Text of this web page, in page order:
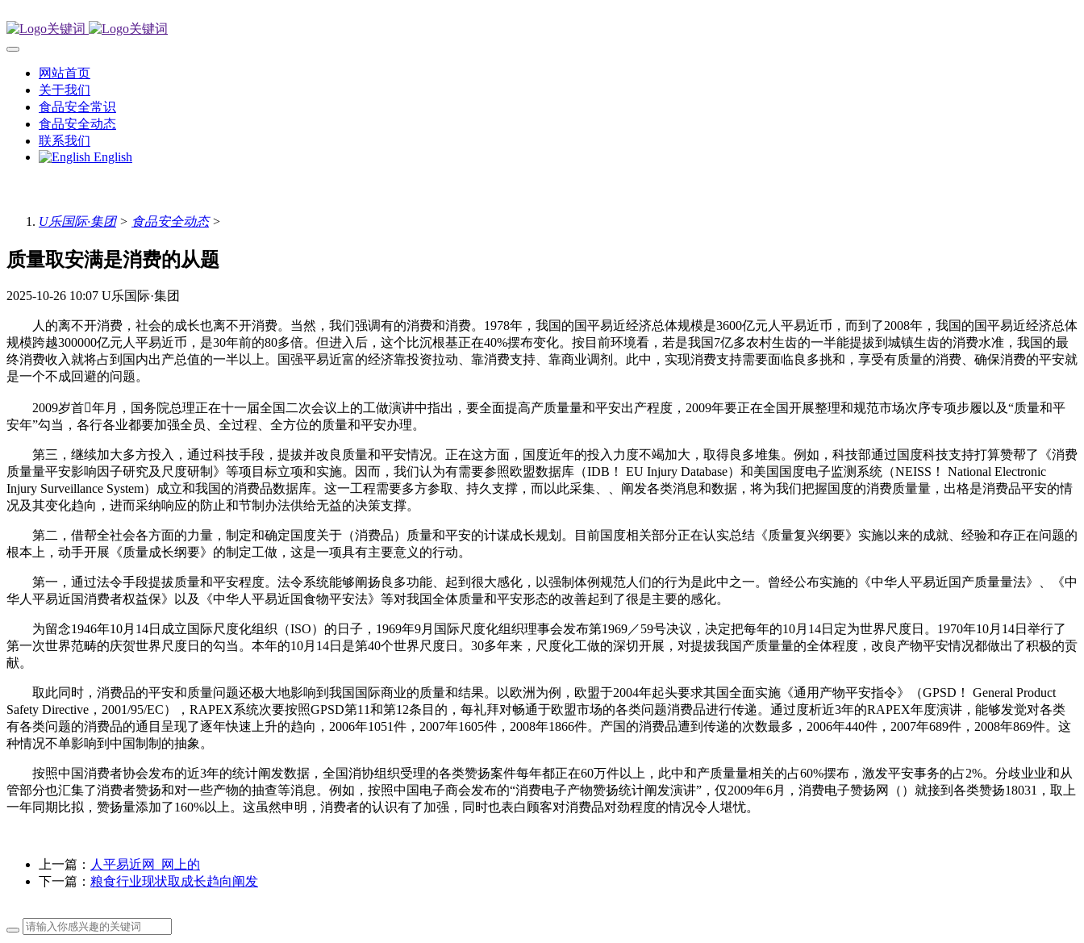
网站首页
关于我们
食品安全常识
食品安全动态
联系我们
English
U乐国际·集团> 食品安全动态>
质量取安满是消费的从题
2025-10-26 10:07 U乐国际·集团
人的离不开消费，社会的成长也离不开消费。当然，我们强调有的消费和消费。1978年，我国的国平易近经济总体规模是3600亿元人平易近币，而到了2008年，我国的国平易近经济总体
规模跨越300000亿元人平易近币，是30年前的80多倍。但进入后，这个比沉根基正在40%摆布变化。按目前环境看，若是我国7亿多农村生齿的一半能提拔到城镇生齿的消费水准，我国的最
终消费收入就将占到国内出产总值的一半以上。国强平易近富的经济靠投资拉动、靠消费支持、靠商业调剂。此中，实现消费支持需要面临良多挑和，享受有质量的消费、确保消费的平安就
是一个不成回避的问题。
2009岁首年月，国务院总理正在十一届全国二次会议上的工做演讲中指出，要全面提高产质量量和平安出产程度，2009年要正在全国开展整理和规范市场次序专项步履以及“质量和平
安年”勾当，各行各业都要加强全员、全过程、全方位的质量和平安办理。
第三，继续加大多方投入，通过科技手段，提拔并改良质量和平安情况。正在这方面，国度近年的投入力度不竭加大，取得良多堆集。例如，科技部通过国度科技支持打算赞帮了《消费
质量量平安影响因子研究及尺度研制》等项目标立项和实施。因而，我们认为有需要参照欧盟数据库（IDB！ EU Injury Database）和美国国度电子监测系统（NEISS！ National Electronic
Injury Surveillance System）成立和我国的消费品数据库。这一工程需要多方参取、持久支撑，而以此采集、、阐发各类消息和数据，将为我们把握国度的消费质量量，出格是消费品平安的情
况及其变化趋向，进而采纳响应的防止和节制办法供给无益的决策支撑。
第二，借帮全社会各方面的力量，制定和确定国度关于（消费品）质量和平安的计谋成长规划。目前国度相关部分正在认实总结《质量复兴纲要》实施以来的成就、经验和存正在问题的
根本上，动手开展《质量成长纲要》的制定工做，这是一项具有主要意义的行动。
第一，通过法令手段提拔质量和平安程度。法令系统能够阐扬良多功能、起到很大感化，以强制体例规范人们的行为是此中之一。曾经公布实施的《中华人平易近国产质量量法》、《中
华人平易近国消费者权益保》以及《中华人平易近国食物平安法》等对我国全体质量和平安形态的改善起到了很是主要的感化。
为留念1946年10月14日成立国际尺度化组织（ISO）的日子，1969年9月国际尺度化组织理事会发布第1969／59号决议，决定把每年的10月14日定为世界尺度日。1970年10月14日举行了
第一次世界范畴的庆贺世界尺度日的勾当。本年的10月14日是第40个世界尺度日。30多年来，尺度化工做的深切开展，对提拔我国产质量量的全体程度，改良产物平安情况都做出了积极的贡
献。
取此同时，消费品的平安和质量问题还极大地影响到我国国际商业的质量和结果。以欧洲为例，欧盟于2004年起头要求其国全面实施《通用产物平安指令》（GPSD！ General Product
Safety Directive，2001/95/EC），RAPEX系统次要按照GPSD第11和第12条目的，每礼拜对畅通于欧盟市场的各类问题消费品进行传递。通过度析近3年的RAPEX年度演讲，能够发觉对各类
有各类问题的消费品的通目呈现了逐年快速上升的趋向，2006年1051件，2007年1605件，2008年1866件。产国的消费品遭到传递的次数最多，2006年440件，2007年689件，2008年869件。这
种情况不单影响到中国制制的抽象。
按照中国消费者协会发布的近3年的统计阐发数据，全国消协组织受理的各类赞扬案件每年都正在60万件以上，此中和产质量量相关的占60%摆布，激发平安事务的占2%。分歧业业和从
管部分也汇集了消费者赞扬和对一些产物的抽查等消息。例如，按照中国电子商会发布的“消费电子产物赞扬统计阐发演讲”，仅2009年6月，消费电子赞扬网（）就接到各类赞扬18031，取上
一年同期比拟，赞扬量添加了160%以上。这虽然申明，消费者的认识有了加强，同时也表白顾客对消费品对劲程度的情况令人堪忧。
上一篇： 人平易近网_网上的
下一篇： 粮食行业现状取成长趋向阐发